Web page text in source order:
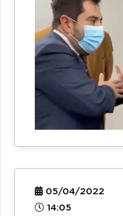
05/04/2022
14:05